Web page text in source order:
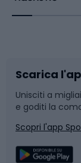
Bushcraft
Corsa
Sport di
Slitte e
Snowboard
Camminata
Scarica
Unisciti a
e goditi la
Scopri l'app